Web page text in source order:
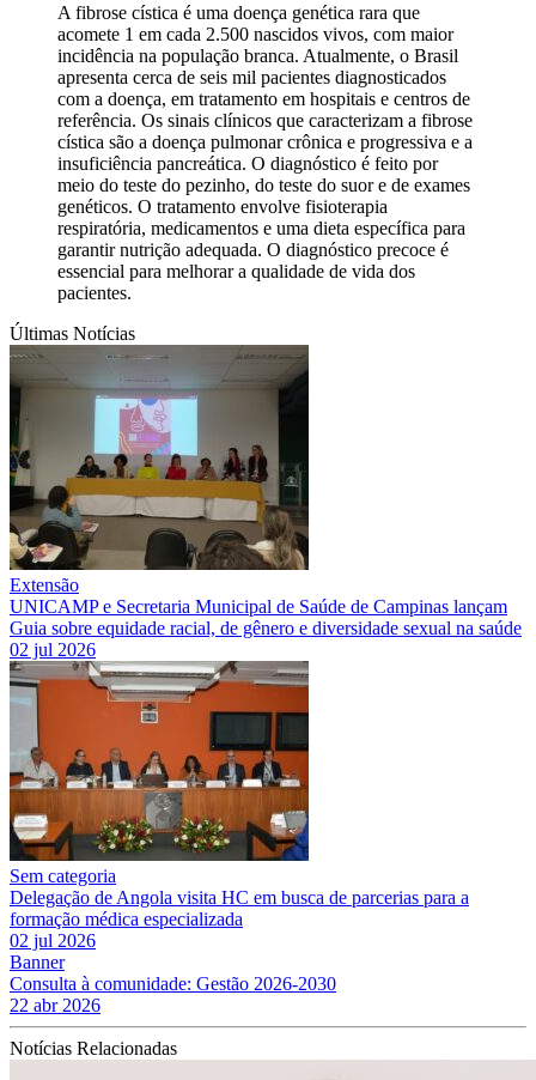
A fibrose cística é uma doença genética rara que
acomete 1 em cada 2.500 nascidos vivos, com maior
incidência na população branca. Atualmente, o Brasil
apresenta cerca de seis mil pacientes diagnosticados
com a doença, em tratamento em hospitais e centros de
referência. Os sinais clínicos que caracterizam a fibrose
cística são a doença pulmonar crônica e progressiva e a
insuficiência pancreática. O diagnóstico é feito por
meio do teste do pezinho, do teste do suor e de exames
genéticos. O tratamento envolve fisioterapia
respiratória, medicamentos e uma dieta específica para
garantir nutrição adequada. O diagnóstico precoce é
essencial para melhorar a qualidade de vida dos
pacientes.
Últimas Notícias
Extensão
UNICAMP e Secretaria Municipal de Saúde de Campinas lançam
Guia sobre equidade racial, de gênero e diversidade sexual na saúde
02 jul 2026
Sem categoria
Delegação de Angola visita HC em busca de parcerias para a
formação médica especializada
02 jul 2026
Banner
Consulta à comunidade: Gestão 2026-2030
22 abr 2026
Notícias Relacionadas